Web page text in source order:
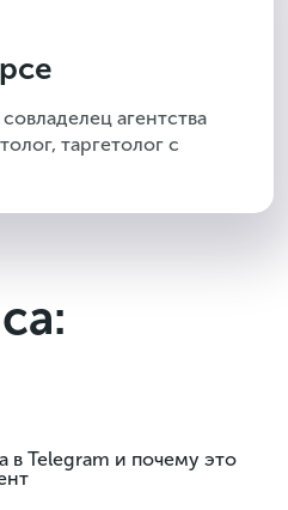
агентства
таргетолог с
в Telegram и почему это